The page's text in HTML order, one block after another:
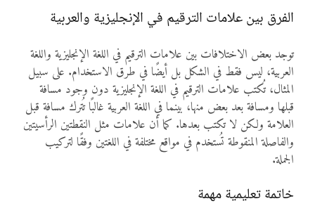
الفرق بين علامات الترقيم في الإنجليزية والعربية
توجد بعض الاختلافات بين علامات الترقيم في اللغة الإنجليزية واللغة
العربية، ليس فقط في الشكل بل أيضًا في طرق الاستخدام. على سبيل
المثال، تُكتب علامات الترقيم في اللغة الإنجليزية دون وجود مسافة
قبلها ومسافة بعد بعض منها، بينما في اللغة العربية غالبًا تُترك مسافة قبل
العلامة ولكن لا تكتب بعدها. كما أن علامات مثل النقطتين الرأسيتين
والفاصلة المنقوطة تُستخدم في مواقع مختلفة في اللغتين وفقًا لتركيب
الجملة.
خاتمة تعليمية مهمة